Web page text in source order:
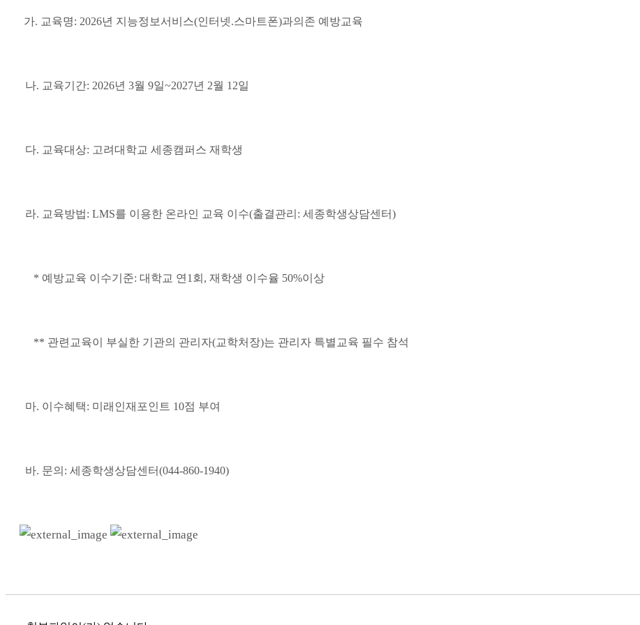
가. 교육명: 2026년 지능정보서비스(인터넷.스마트폰)과의존 예방교육
나. 교육기간: 2026년 3월 9일~2027년 2월 12일
다. 교육대상: 고려대학교 세종캠퍼스 재학생
라. 교육방법: LMS를 이용한 온라인 교육 이수(출결관리: 세종학생상담센터)
* 예방교육 이수기준: 대학교 연1회, 재학생 이수율 50%이상
** 관련교육이 부실한 기관의 관리자(교학처장)는 관리자 특별교육 필수 참석
마. 이수혜택: 미래인재포인트 10점 부여
바. 문의: 세종학생상담센터(044-860-1940)